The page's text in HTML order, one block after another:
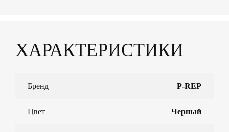
ХАРАКТЕРИСТИКИ
Бренд P-REP
Цвет Черный